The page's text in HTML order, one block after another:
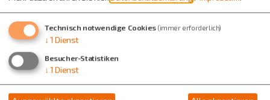
Eine Kopie dieser E-Mail wird an Ihre Adresse verschickt.
Technisch notwendige Cookies (immer erforderlich)
↓ 1 Dienst
Besucher-Statistiken
↓ 1 Dienst